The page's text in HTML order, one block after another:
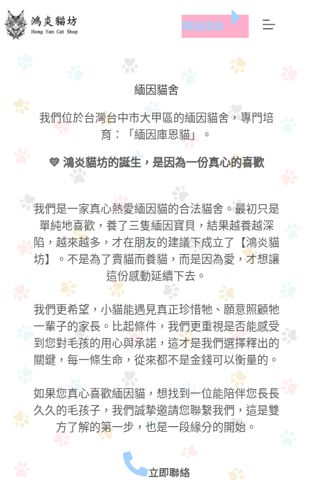
跳
至
價格諮詢
緬因貓舍
我們位於台灣台中市大甲區的緬因貓舍，專門培
育：「緬因庫恩貓」。
💛 鴻炎貓坊的誕生，是因為一份真心的喜歡
我們是一家真心熱愛緬因貓的合法貓舍。最初只是
單純地喜歡，養了三隻緬因寶貝，結果越養越深
陷，越來越多，才在朋友的建議下成立了【鴻炎貓
坊】。不是為了賣貓而養貓，而是因為愛，才想讓
這份感動延續下去。
我們更希望，小貓能遇見真正珍惜牠、願意照顧牠
一輩子的家長。比起條件，我們更重視是否能感受
到您對毛孩的用心與承諾，這才是我們選擇釋出的
關鍵，每一條生命，從來都不是金錢可以衡量的。
如果您真心喜歡緬因貓，想找到一位能陪伴您長長
久久的毛孩子，我們誠摯邀請您聯繫我們，這是雙
方了解的第一步，也是一段緣分的開始。
立即聯絡